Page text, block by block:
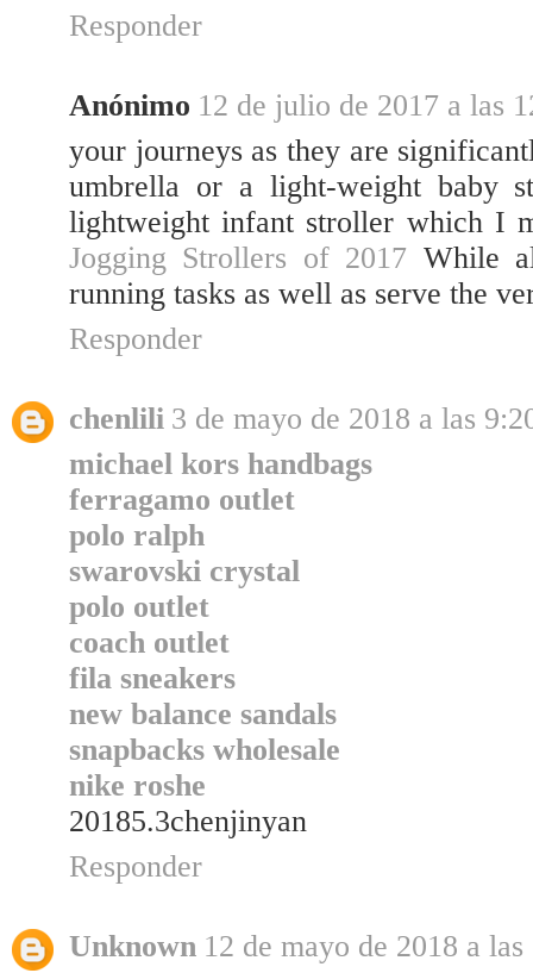
Responder
Anónimo 12 de julio de 2017 a las
your journeys as they are
umbrella or a light-weight baby
lightweight infant stroller which I
Jogging Strollers of 2017 While
running tasks as well as serve the
Responder
chenlili 3 de mayo de 2018 a las
michael kors handbags
ferragamo outlet
polo ralph
swarovski crystal
polo outlet
coach outlet
fila sneakers
new balance sandals
snapbacks wholesale
nike roshe
20185.3chenjinyan
Responder
Unknown 12 de mayo de 2018 a las